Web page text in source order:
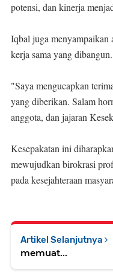
potensi, dan kinerja
Iqbal juga menyampaikan
kerja sama yang dibangun.
"Saya mengucapkan
yang diberikan. Salam
anggota, dan jajaran
Kesepakatan ini
mewujudkan birokrasi
pada kesejahteraan
Artikel Selanjutnya
memuat...